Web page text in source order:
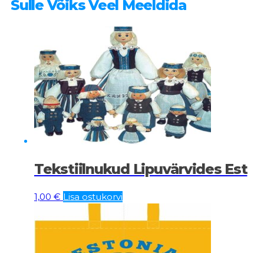
Sulle Võiks Veel Meeldida
Tekstiilnukud Lipuvärvides Est
1,00 € Lisa ostukorvi